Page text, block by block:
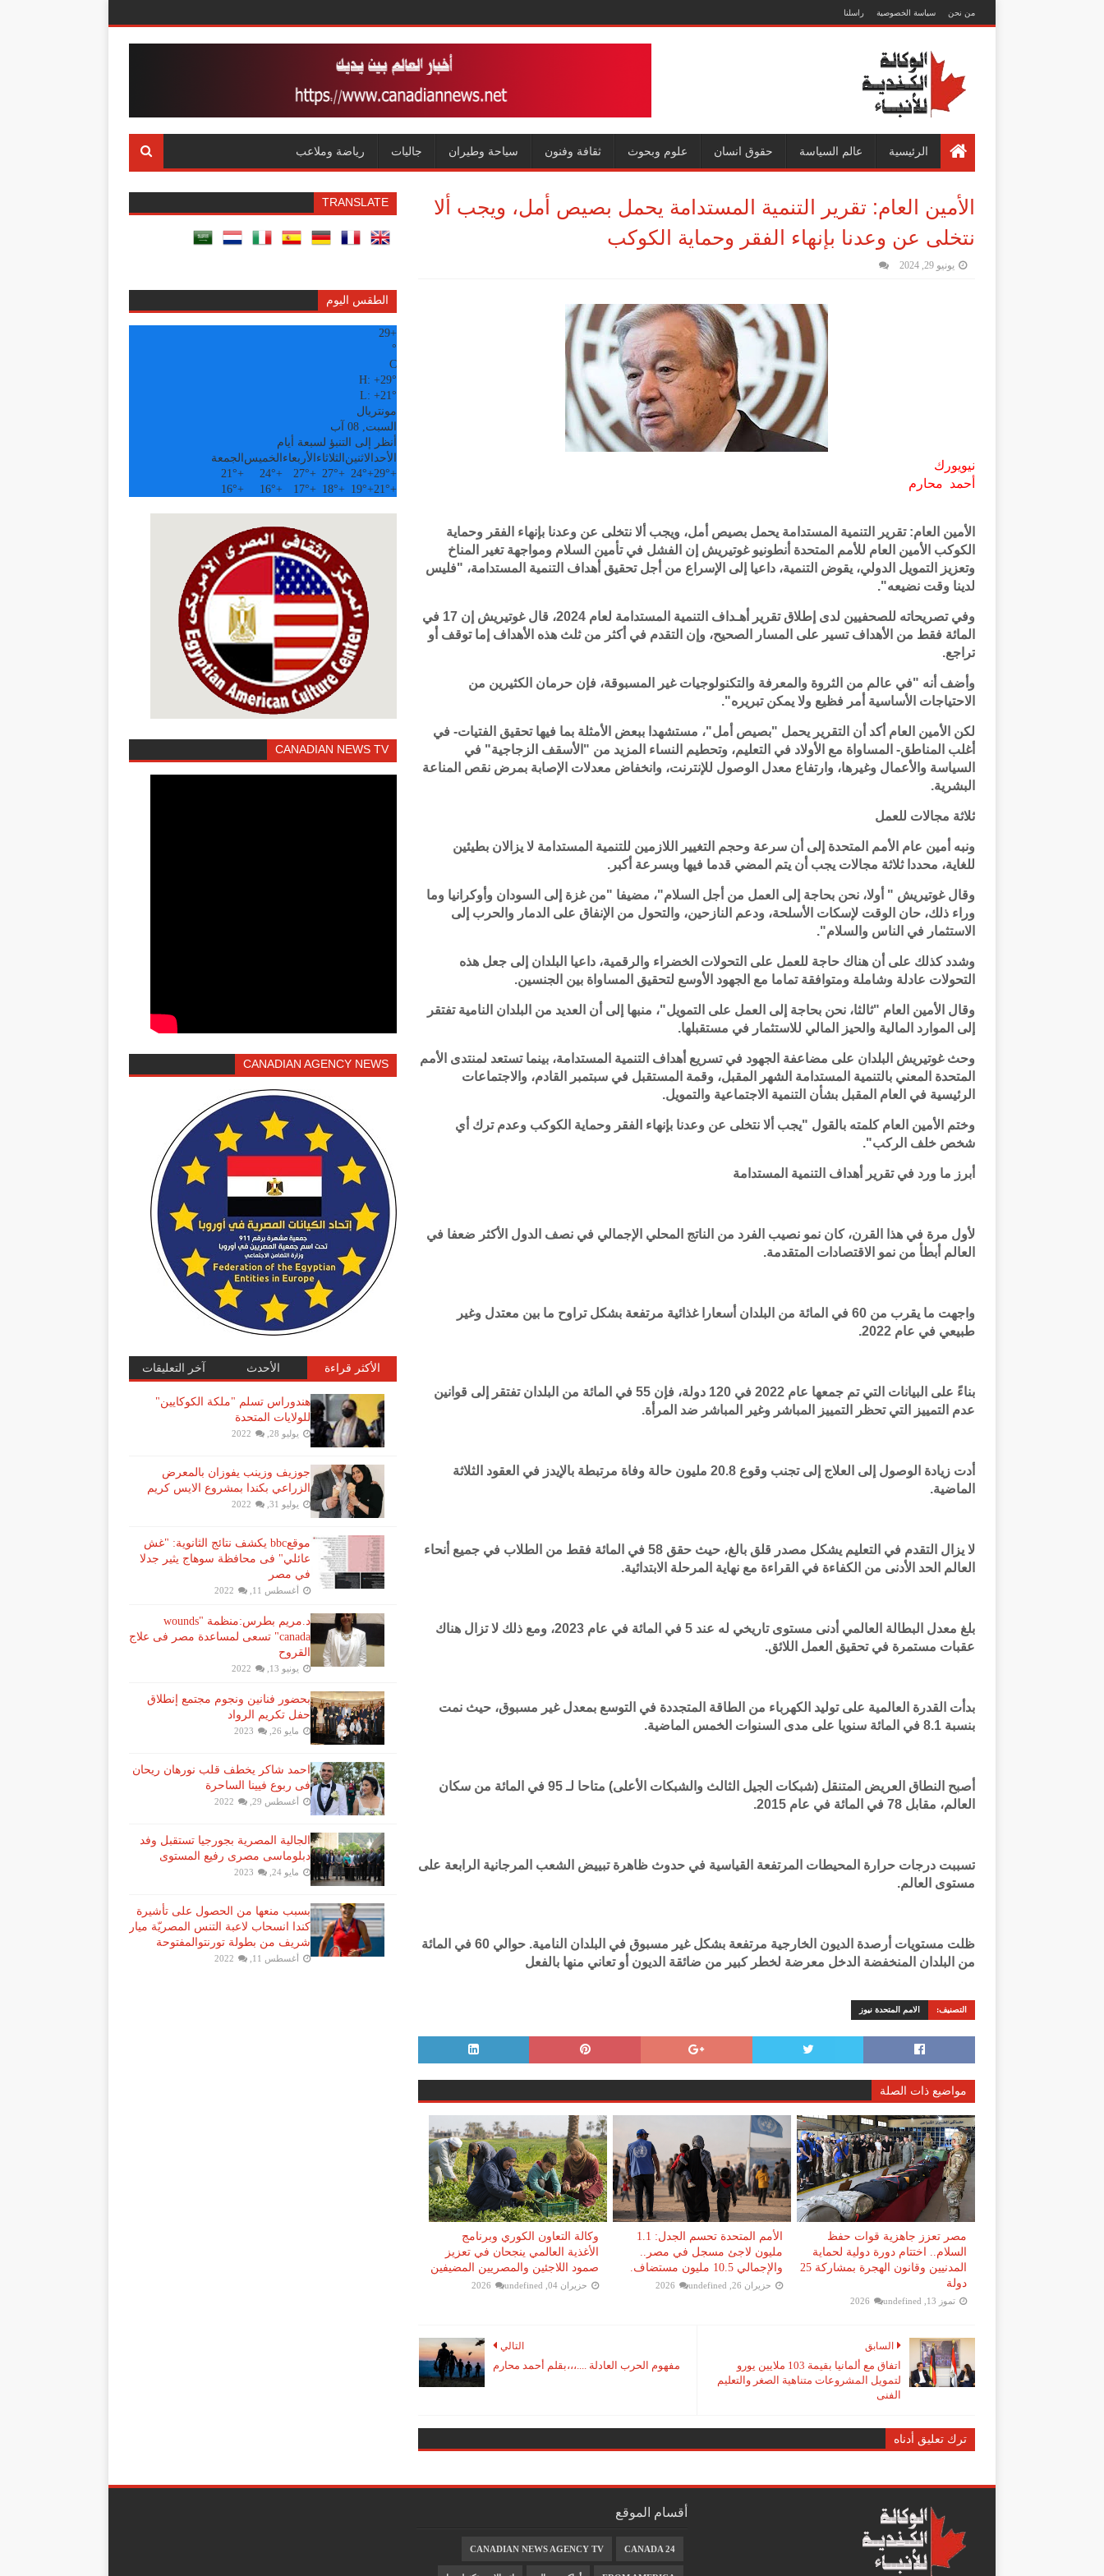
من نحن سياسة الخصوصية راسلنا
الرئيسية عالم السياسة حقوق انسان علوم وبحوث ثقافة وفنون سياحة وطيران جاليات رياضة وملاعب
الأمين العام: تقرير التنمية المستدامة يحمل بصيص أمل، ويجب ألا
نتخلى عن وعدنا بإنهاء الفقر وحماية الكوكب
يونيو 29, 2024
نيويورك
أحمد محارم
الأمين العام: تقرير التنمية المستدامة يحمل بصيص أمل، ويجب ألا نتخلى عن وعدنا بإنهاء الفقر وحماية
الكوكب الأمين العام للأمم المتحدة أنطونيو غوتيريش إن الفشل في تأمين السلام ومواجهة تغير المناخ
وتعزيز التمويل الدولي، يقوض التنمية، داعيا إلى الإسراع من أجل تحقيق أهداف التنمية المستدامة، "فليس
لدينا وقت نضيعه".
وفي تصريحاته للصحفيين لدى إطلاق تقرير أهـداف التنمية المستدامة لعام 2024، قال غوتيريش إن 17 في
المائة فقط من الأهداف تسير على المسار الصحيح، وإن التقدم في أكثر من ثلث هذه الأهداف إما توقف أو
تراجع.
وأضف أنه "في عالم من الثروة والمعرفة والتكنولوجيات غير المسبوقة، فإن حرمان الكثيرين من
الاحتياجات الأساسية أمر فظيع ولا يمكن تبريره".
لكن الأمين العام أكد أن التقرير يحمل "بصيص أمل"، مستشهدا ببعض الأمثلة بما فيها تحقيق الفتيات- في
أغلب المناطق- المساواة مع الأولاد في التعليم، وتحطيم النساء المزيد من "الأسقف الزجاجية" في
السياسة والأعمال وغيرها، وارتفاع معدل الوصول للإنترنت، وانخفاض معدلات الإصابة بمرض نقص المناعة
البشرية.
ثلاثة مجالات للعمل
ونبه أمين عام الأمم المتحدة إلى أن سرعة وحجم التغيير اللازمين للتنمية المستدامة لا يزالان بطيئين
للغاية، محددا ثلاثة مجالات يجب أن يتم المضي قدما فيها وبسرعة أكبر.
وقال غوتيريش " أولا، نحن بحاجة إلى العمل من أجل السلام"، مضيفا "من غزة إلى السودان وأوكرانيا وما
وراء ذلك، حان الوقت لإسكات الأسلحة، ودعم النازحين، والتحول من الإنفاق على الدمار والحرب إلى
الاستثمار في الناس والسلام".
وشدد كذلك على أن هناك حاجة للعمل على التحولات الخضراء والرقمية، داعيا البلدان إلى جعل هذه
التحولات عادلة وشاملة ومتوافقة تماما مع الجهود الأوسع لتحقيق المساواة بين الجنسين.
وقال الأمين العام "ثالثا، نحن بحاجة إلى العمل على التمويل"، منبها إلى أن العديد من البلدان النامية تفتقر
إلى الموارد المالية والحيز المالي للاستثمار في مستقبلها.
وحث غوتيريش البلدان على مضاعفة الجهود في تسريع أهداف التنمية المستدامة، بينما تستعد لمنتدى الأمم
المتحدة المعني بالتنمية المستدامة الشهر المقبل، وقمة المستقبل في سبتمبر القادم، والاجتماعات
الرئيسية في العام المقبل بشأن التنمية الاجتماعية والتمويل.
وختم الأمين العام كلمته بالقول "يجب ألا نتخلى عن وعدنا بإنهاء الفقر وحماية الكوكب وعدم ترك أي
شخص خلف الركب".
أبرز ما ورد في تقرير أهداف التنمية المستدامة
لأول مرة في هذا القرن، كان نمو نصيب الفرد من الناتج المحلي الإجمالي في نصف الدول الأكثر ضعفا في
العالم أبطأ من نمو الاقتصادات المتقدمة.
واجهت ما يقرب من 60 في المائة من البلدان أسعارا غذائية مرتفعة بشكل تراوح ما بين معتدل وغير
طبيعي في عام 2022.
بناءً على البيانات التي تم جمعها عام 2022 في 120 دولة، فإن 55 في المائة من البلدان تفتقر إلى قوانين
عدم التمييز التي تحظر التمييز المباشر وغير المباشر ضد المرأة.
أدت زيادة الوصول إلى العلاج إلى تجنب وقوع 20.8 مليون حالة وفاة مرتبطة بالإيدز في العقود الثلاثة
الماضية.
لا يزال التقدم في التعليم يشكل مصدر قلق بالغ، حيث حقق 58 في المائة فقط من الطلاب في جميع أنحاء
العالم الحد الأدنى من الكفاءة في القراءة مع نهاية المرحلة الابتدائية.
بلغ معدل البطالة العالمي أدنى مستوى تاريخي له عند 5 في المائة في عام 2023، ومع ذلك لا تزال هناك
عقبات مستمرة في تحقيق العمل اللائق.
بدأت القدرة العالمية على توليد الكهرباء من الطاقة المتجددة في التوسع بمعدل غير مسبوق، حيث نمت
بنسبة 8.1 في المائة سنويا على مدى السنوات الخمس الماضية.
أصبح النطاق العريض المتنقل (شبكات الجيل الثالث والشبكات الأعلى) متاحا لـ 95 في المائة من سكان
العالم، مقابل 78 في المائة في عام 2015.
تسببت درجات حرارة المحيطات المرتفعة القياسية في حدوث ظاهرة تبييض الشعب المرجانية الرابعة على
مستوى العالم.
ظلت مستويات أرصدة الديون الخارجية مرتفعة بشكل غير مسبوق في البلدان النامية. حوالي 60 في المائة
من البلدان المنخفضة الدخل معرضة لخطر كبير من ضائقة الديون أو تعاني منها بالفعل
التصنيف: الامم المتحدة نيوز
مواضيع ذات الصلة
مصر تعزز جاهزية قوات حفظ
السلام.. اختتام دورة دولية لحماية
المدنيين وقانون الهجرة بمشاركة 25
دولة
تموز 13, 2026 undefined
الأمم المتحدة تحسم الجدل: 1.1
مليون لاجئ مسجل في مصر..
والإجمالي 10.5 مليون مستضاف.
حزيران 26, 2026 undefined
وكالة التعاون الكوري وبرنامج
الأغذية العالمي ينجحان في تعزيز
صمود اللاجئين والمصريين المضيفين
حزيران 04, 2026 undefined
التالي
مفهوم الحرب العادلة ....،،،بقلم أحمد محارم
السابق
اتفاق مع ألمانيا بقيمة 103 ملايين يورو
لتمويل المشروعات متناهية الصغر والتعليم
الفنى
ترك تعليق أدناه
TRANSLATE
الطقس اليوم
+
29
°
C
H: +29°
L: +21°
مونتريال
السبت, 08 آب
أنظر إلى التنبؤ لسبعة أيام
الأحد الاثنين الثلاثاء الأربعاء الخميس الجمعة
+
29°
+
24°
+
27°
+
27°
+
24°
+
21°
+
21°
+
19°
+
18°
+
17°
+
16°
+
16°
CANADIAN NEWS TV
CANADIAN AGENCY NEWS
الأكثر قراءة الأحدث آخر التعليقات
هندوراس تسلم "ملكة الكوكايين"
للولايات المتحدة
يوليو 28, 2022
جوزيف وزينب يفوزان بالمعرض
الزراعي بكندا بمشروع الايس كريم
يوليو 31, 2022
موقعbbc يكشف نتائج الثانوية: "غش
عائلي" فى محافظة سوهاج يثير جدلا
في مصر
أغسطس 11, 2022
د.مريم بطرس:منظمة "wounds
canada" تسعى لمساعدة مصر فى علاج
القروح
يونيو 13, 2022
بحضور فنانين ونجوم مجتمع إنطلاق
حفل تكريم الرواد
مايو 26, 2023
احمد شاكر يخطف قلب نورهان ريحان
فى ربوع فيينا الساحرة
أغسطس 29, 2022
الجالية المصرية بجورجيا تستقبل وفد
دبلوماسى مصرى رفيع المستوى
مايو 24, 2023
بسبب منعها من الحصول على تأشيرة
كندا انسحاب لاعبة ​التنس​ المصريّة ​ميار
شريف​ من بطولة ​تورنتو​المفتوحة
أغسطس 11, 2022
أقسام الموقع
CANADA 24
CANADIAN NEWS AGENCY TV